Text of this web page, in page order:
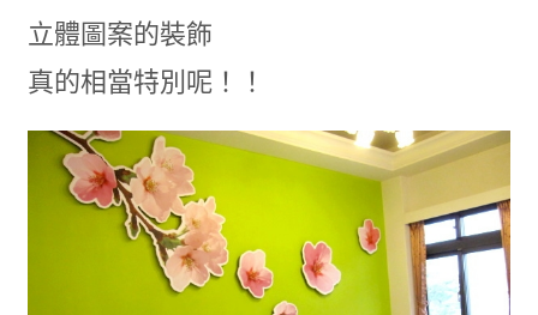
立體圖案的裝飾
真的相當特別呢！！